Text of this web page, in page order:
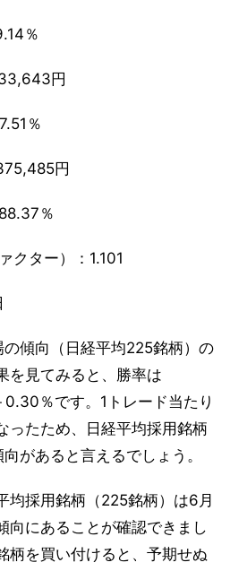
％
円
％
円
％
クター）：1.101
傾向（日経平均225銘柄）の
を見てみると、勝率は
％です。1トレード当たり
ったため、日経平均採用銘柄
があると言えるでしょう。
均採用銘柄（225銘柄）は6月
向にあることが確認できまし
柄を買い付けると、予期せぬ